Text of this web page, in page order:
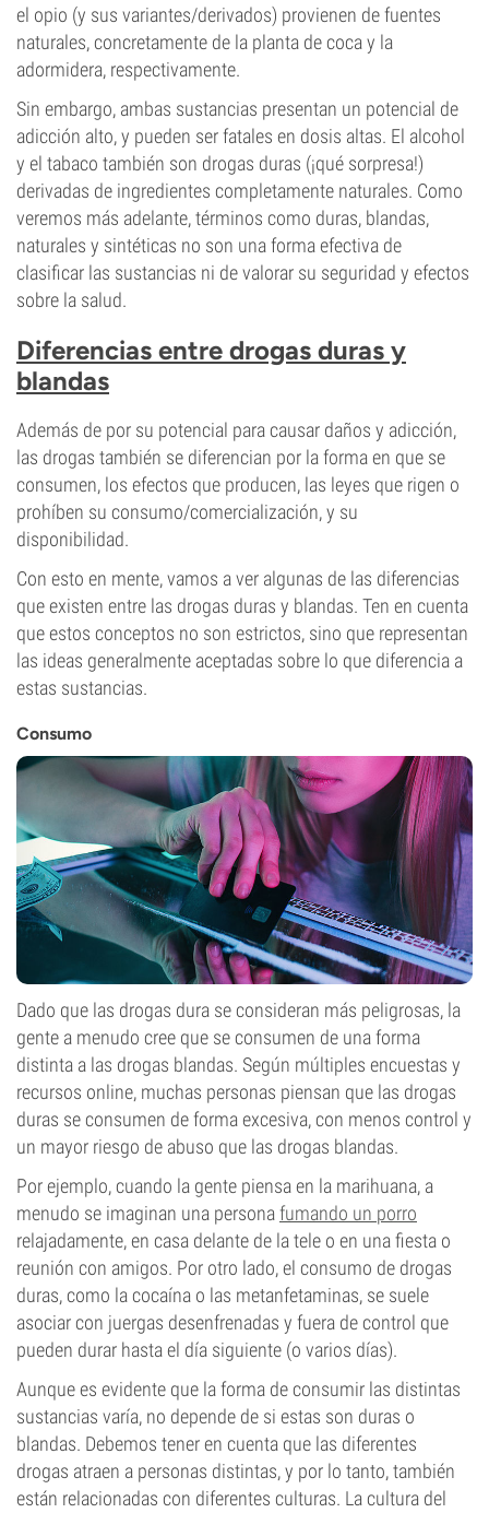
el opio (y sus variantes/derivados) provienen de fuentes
naturales, concretamente de la planta de coca y la
adormidera, respectivamente.
Sin embargo, ambas sustancias presentan un potencial de
adicción alto, y pueden ser fatales en dosis altas. El alcohol
y el tabaco también son drogas duras (¡qué sorpresa!)
derivadas de ingredientes completamente naturales. Como
veremos más adelante, términos como duras, blandas,
naturales y sintéticas no son una forma efectiva de
clasificar las sustancias ni de valorar su seguridad y efectos
sobre la salud.
Diferencias entre drogas duras y
blandas
Además de por su potencial para causar daños y adicción,
las drogas también se diferencian por la forma en que se
consumen, los efectos que producen, las leyes que rigen o
prohíben su consumo/comercialización, y su
disponibilidad.
Con esto en mente, vamos a ver algunas de las diferencias
que existen entre las drogas duras y blandas. Ten en cuenta
que estos conceptos no son estrictos, sino que representan
las ideas generalmente aceptadas sobre lo que diferencia a
estas sustancias.
Consumo
Dado que las drogas dura se consideran más peligrosas, la
gente a menudo cree que se consumen de una forma
distinta a las drogas blandas. Según múltiples encuestas y
recursos online, muchas personas piensan que las drogas
duras se consumen de forma excesiva, con menos control y
un mayor riesgo de abuso que las drogas blandas.
Por ejemplo, cuando la gente piensa en la marihuana, a
menudo se imaginan una personafumando un porro
relajadamente, en casa delante de la tele o en una fiesta o
reunión con amigos. Por otro lado, el consumo de drogas
duras, como la cocaína o las metanfetaminas, se suele
asociar con juergas desenfrenadas y fuera de control que
pueden durar hasta el día siguiente (o varios días).
Aunque es evidente que la forma de consumir las distintas
sustancias varía, no depende de si estas son duras o
blandas. Debemos tener en cuenta que las diferentes
drogas atraen a personas distintas, y por lo tanto, también
están relacionadas con diferentes culturas. La cultura del